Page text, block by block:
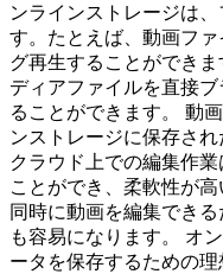
ンラインストレージは
す。たとえば、動画フ
グ再生することができ
ディアファイルを直接
ることができます。 動
ンストレージに保存さ
クラウド上での編集作
ことができ、柔軟性が
同時に動画を編集でき
も容易になります。 オ
ータを保存するための